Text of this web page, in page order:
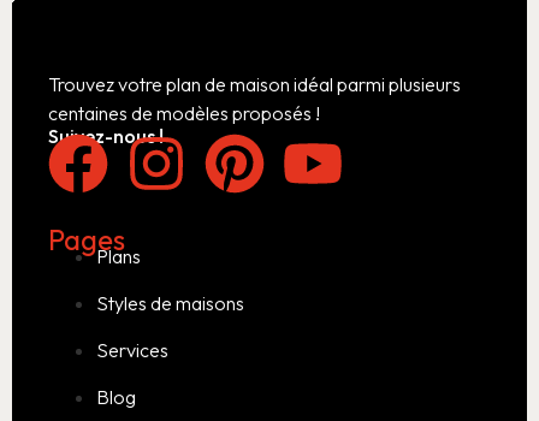
Trouvez votre plan de maison idéal parmi plusieurs
centaines de modèles proposés !
Suivez-nous !
Pages
Plans
Styles de maisons
Services
Blog